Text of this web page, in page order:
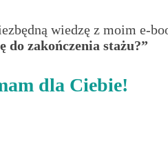
wiedzę z moim e-
do zakończenia stażu?”
dla Ciebie!